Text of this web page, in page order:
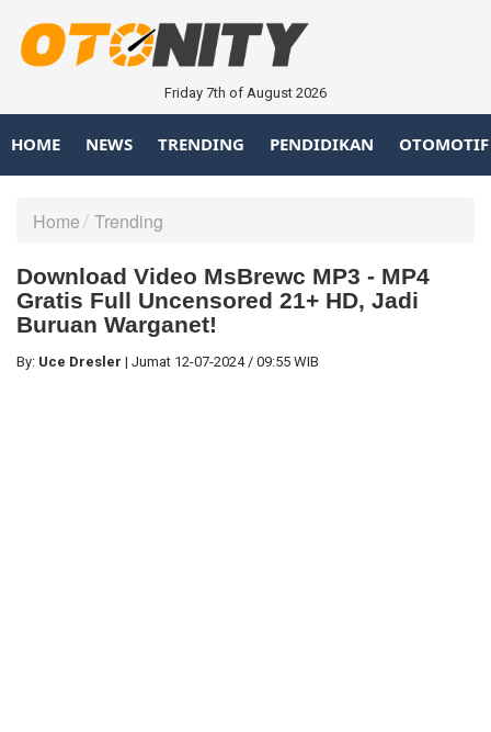
Friday 7th of August 2026
HOME NEWS TRENDING PENDIDIKAN OTOMOTIF
Home Trending
Download Video MsBrewc MP3 - MP4
Gratis Full Uncensored 21+ HD, Jadi
Buruan Warganet!
By: Uce Dresler | Jumat 12-07-2024 / 09:55 WIB